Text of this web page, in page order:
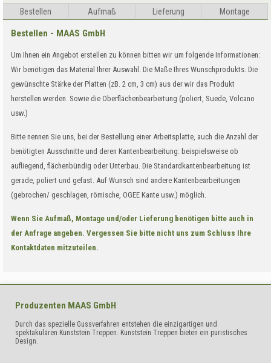
Bestellen Aufmaß Lieferung Montage
Bestellen - MAAS GmbH
Um Ihnen ein Angebot erstellen zu können bitten wir um folgende Informationen:
Wir benötigen das Material Ihrer Auswahl. Die Maße Ihres Wunschprodukts. Die
gewünschte Stärke der Platten (zB. 2 cm, 3 cm) aus der wir das Produkt
herstellen werden. Sowie die Oberflächenbearbeitung (poliert, Suede, Volcano
usw.)
Bitte nennen Sie uns, bei der Bestellung einer Arbeitsplatte, auch die Anzahl der
benötigten Ausschnitte und deren Kantenbearbeitung: beispielsweise ob
aufliegend, flächenbündig oder Unterbau. Die Standardkantenbearbeitung ist
gerade, poliert und gefast. Auf Wunsch sind andere Kantenbearbeitungen
(gebrochen/ geschlagen, römische, OGEE Kante usw.) möglich.
Wenn Sie Aufmaß, Montage und/oder Lieferung benötigen bitte auch in
der Anfrage angeben. Vergessen Sie bitte nicht uns zum Schluss Ihre
Kontaktdaten mitzuteilen.
Produzenten MAAS GmbH
Durch das spezielle Gussverfahren entstehen die einzigartigen und
spektakulären Kunststein Treppen. Kunststein Treppen bieten ein puristisches
Design.